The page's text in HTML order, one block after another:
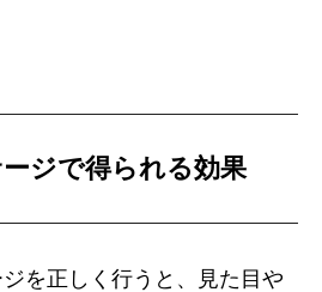
ジで得られる効果
を正しく行うと、見た目や